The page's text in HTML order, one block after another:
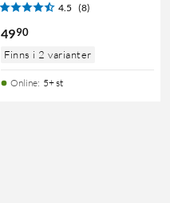
4.5 (8)
4990
Finns i 2 varianter
Online: 5+ st